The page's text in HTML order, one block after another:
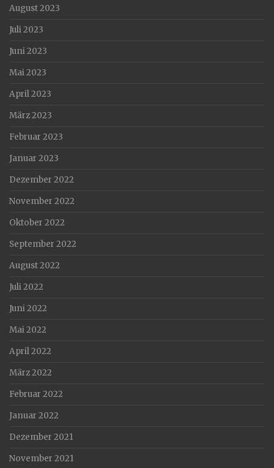
August 2023
Juli 2023
Juni 2023
Mai 2023
April 2023
März 2023
Februar 2023
Januar 2023
Dezember 2022
November 2022
Oktober 2022
September 2022
August 2022
Juli 2022
Juni 2022
Mai 2022
April 2022
März 2022
Februar 2022
Januar 2022
Dezember 2021
November 2021